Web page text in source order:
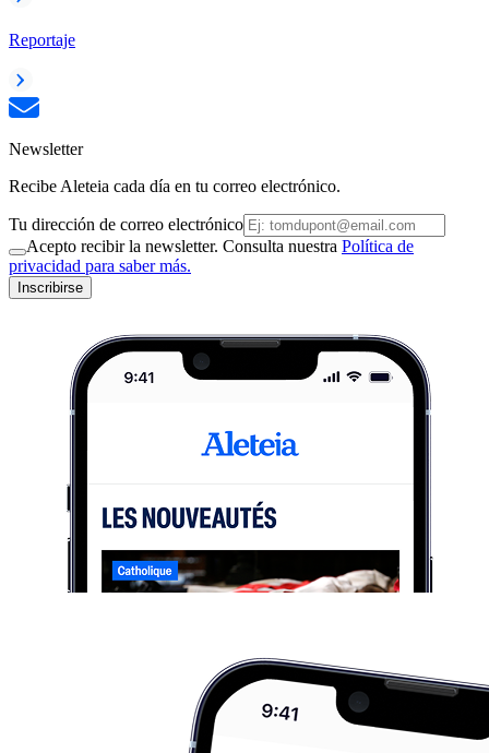
Reportaje
Newsletter
Recibe Aleteia cada día en tu correo electrónico.
Tu dirección de correo electrónico
Acepto recibir la newsletter. Consulta nuestra Política de
privacidad para saber más.
Inscribirse